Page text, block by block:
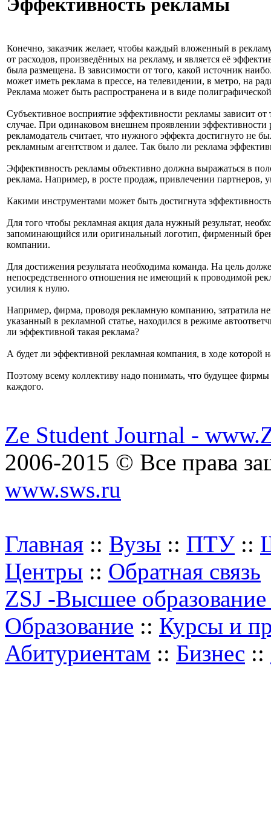
Конечно, заказчик желает, чтобы каждый вложенный в
от расходов, произведённых на рекламу, и является её
была размещена. В зависимости от того, какой источник
может иметь реклама в прессе, на телевидении, в метро, на
Реклама может быть распространена и в виде
Субъективное восприятие эффективности рекламы зависит
случае. При одинаковом внешнем проявлении
рекламодатель считает, что нужного эффекта достигнуто не
рекламным агентством и далее. Так было ли реклама
Эффективность рекламы объективно должна выражаться в
реклама. Например, в росте продаж, привлечении партнеров,
Какими инструментами может быть достигнута
Для того чтобы рекламная акция дала нужный результат,
запоминающийся или оригинальный логотип, фирменный
компании.
Для достижения результата необходима команда. На цель
непосредственного отношения не имеющий к проводимой
усилия к нулю.
Например, фирма, проводя рекламную компанию, затратила
указанный в рекламной статье, находился в режиме
ли эффективной такая реклама?
А будет ли эффективной рекламная компания, в ходе которой
Поэтому всему коллективу надо понимать, что будущее
каждого.
Ze Student Journal -
2006-2015 © Все права
www.sws.ru
Главная :: Вузы :: ПТУ ::
Центры :: Обратная связь
ZSJ -Высшее
Образование :: Курсы и
Абитуриентам :: Бизнес ::